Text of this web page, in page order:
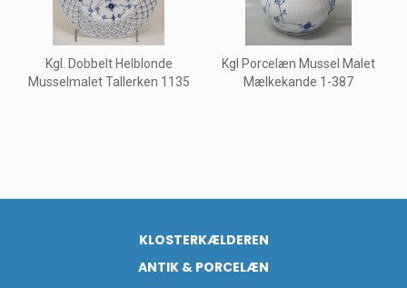
Kgl. Dobbelt Helblonde
Musselmalet Tallerken 1135
Kgl Porcelæn Mussel Malet
Mælkekande 1-387
KLOSTERKÆLDEREN
ANTIK & PORCELÆN